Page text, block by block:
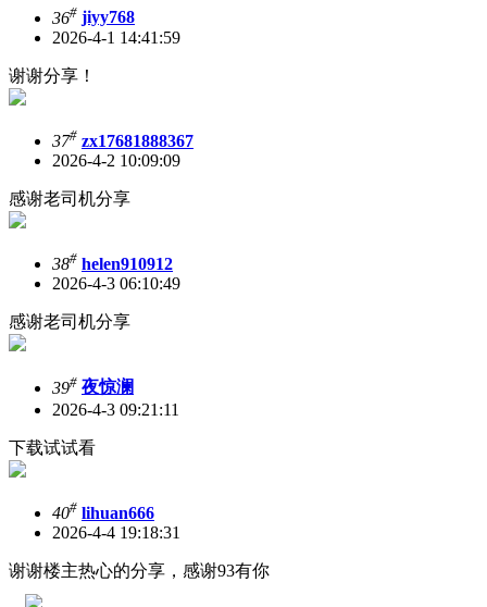
36# jiyy768
2026-4-1 14:41:59
谢谢分享！
37# zx17681888367
2026-4-2 10:09:09
感谢老司机分享
38# helen910912
2026-4-3 06:10:49
感谢老司机分享
39# 夜惊澜
2026-4-3 09:21:11
下载试试看
40# lihuan666
2026-4-4 19:18:31
谢谢楼主热心的分享，感谢93有你